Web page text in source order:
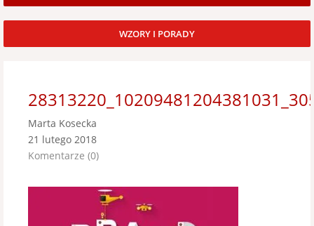
WZORY I PORADY
Marta Kosecka
21 lutego 2018
Komentarze (0)